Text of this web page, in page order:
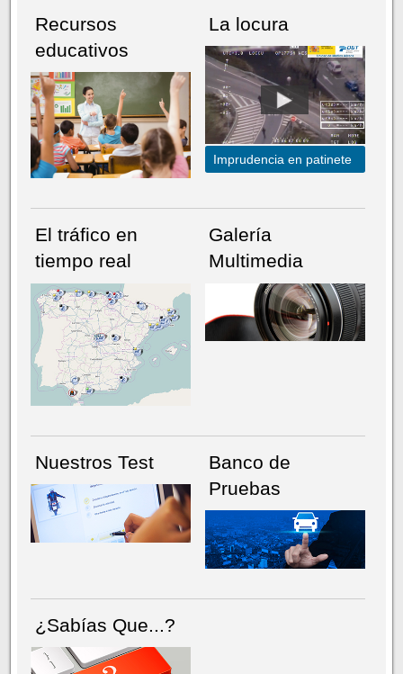
NÚMERO ACTUALHEMEROTECA
Recursos
educativos
La locura
Imprudencia en patinete
El tráfico en
tiempo real
Galería
Multimedia
Nuestros Test
Banco de
Pruebas
¿Sabías Que...?